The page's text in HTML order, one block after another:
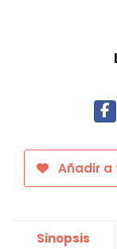
Añadir a
Sinopsis